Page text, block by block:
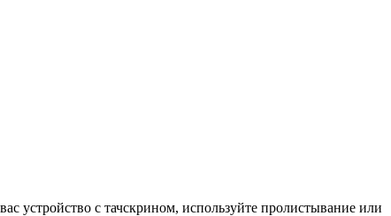
устройство с тачскрином, используйте пролистывание или